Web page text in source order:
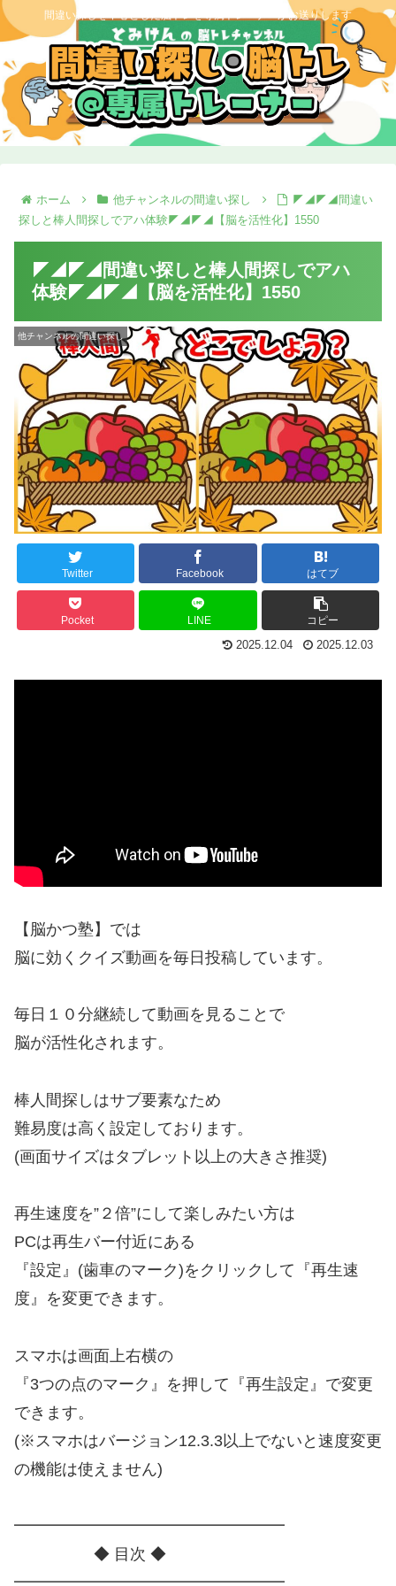
間違い探しを中心とした脳トレを専属トレーナーがお送りします
ホーム 他チャンネルの間違い探し
◤◢◤◢間違い
探しと棒人間探しでアハ体験◤◢◤◢【脳を活性化】1550
◤◢◤◢間違い探しと棒人間探しでアハ
体験◤◢◤◢【脳を活性化】1550
他チャンネルの間違い探し
Twitter Facebook はてブ
Pocket LINE コピー
2025.12.04 2025.12.03
【脳かつ塾】では
脳に効くクイズ動画を毎日投稿しています。
毎日１０分継続して動画を見ることで
脳が活性化されます。
棒人間探しはサブ要素なため
難易度は高く設定しております。
(画面サイズはタブレット以上の大きさ推奨)
再生速度を”２倍”にして楽しみたい方は
PCは再生バー付近にある
『設定』(歯車のマーク)をクリックして『再生速
度』を変更できます。
スマホは画面上右横の
『3つの点のマーク』を押して『再生設定』で変更
できます。
(※スマホはバージョン12.3.3以上でないと速度変更
の機能は使えません)
━━━━━━━━━━━━━━━━━
◆ 目次 ◆
━━━━━━━━━━━━━━━━━